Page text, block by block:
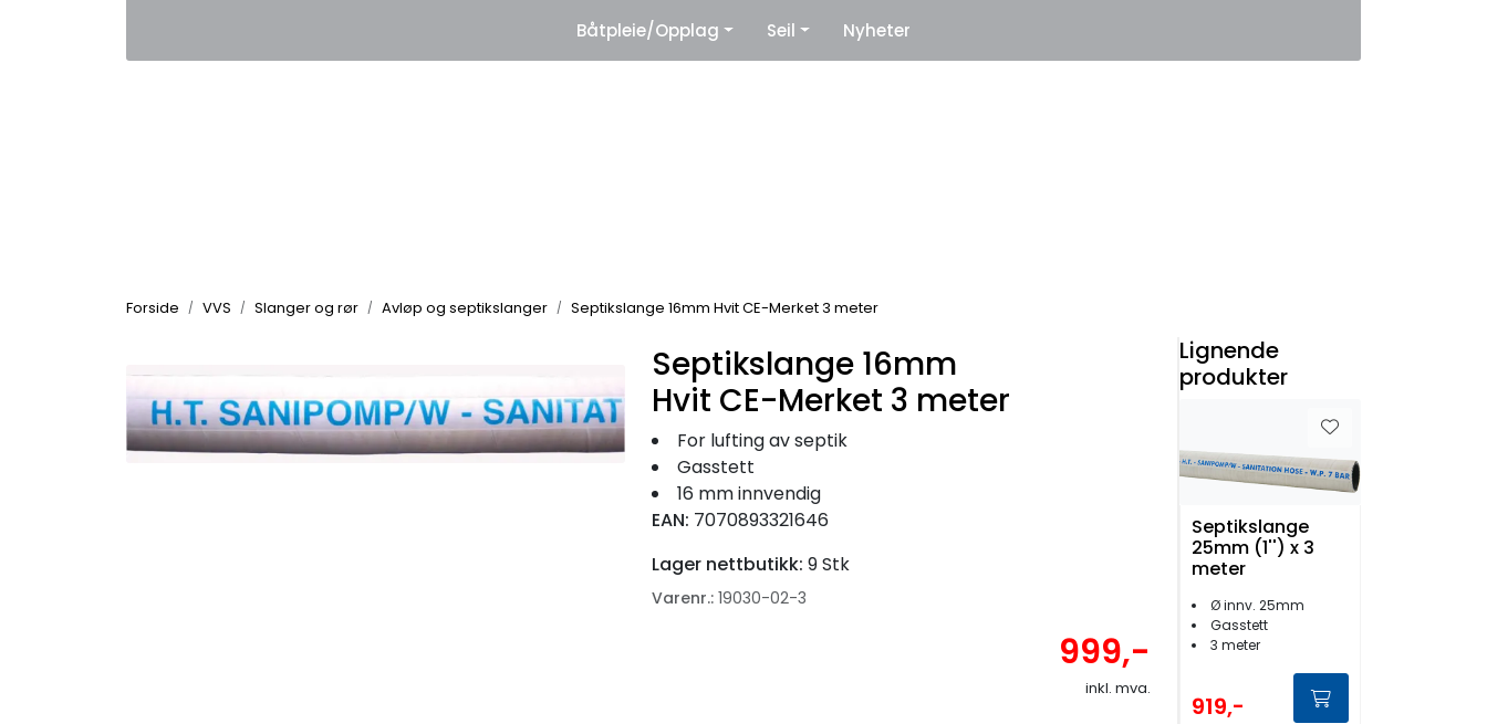
Leverandører
Båtpleie/Opplag Seil Nyheter
Forside VVS Slanger og rør Avløp og septikslanger Septikslange 16mm Hvit CE-Merket 3 meter
Septikslange 16mm
Hvit CE-Merket 3 meter
For lufting av septik
Gasstett
16 mm innvendig
EAN: 7070893321646
Lager nettbutikk: 9 Stk
Varenr.: 19030-02-3
999,-
inkl. mva.
Lignende
produkter
Septikslange
25mm (1'') x 3
meter
Ø innv. 25mm
Gasstett
3 meter
919,-